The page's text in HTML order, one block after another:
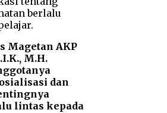
Magetan AKP
M.H.
dan
lintas kepada